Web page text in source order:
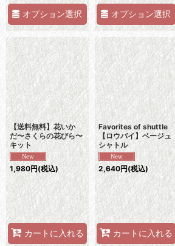
オプション選択 オプション選択
【送料無料】花いか
だ〜さくらの花びら〜
キット
1,980円(税込)
カートに入れる
Favorites of shuttle
【ロウバイ】ベージュ
シャトル
2,640円(税込)
カートに入れる